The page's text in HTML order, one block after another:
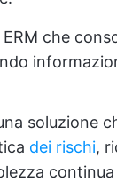
che
soluzione
dei rischi,